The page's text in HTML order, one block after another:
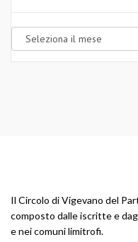
Archivi
Il Circolo di Vigevano del
composto dalle iscritte e
e nei comuni limitrofi.